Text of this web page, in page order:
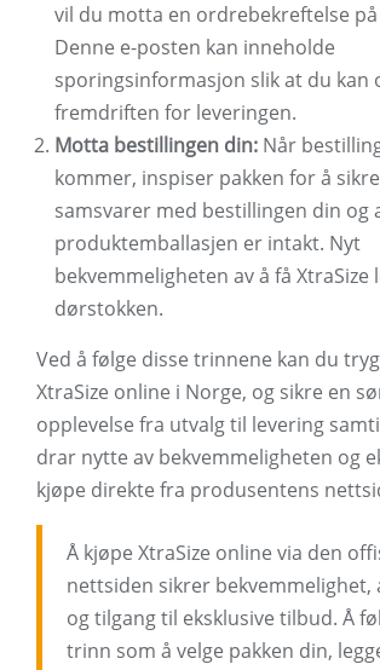
vil du motta en ordrebekreftelse
Denne e-posten kan inneholde
sporingsinformasjon slik at du kan
fremdriften for leveringen.
Motta bestillingen din: Når
kommer, inspiser pakken for å
samsvarer med bestillingen din og
produktemballasjen er intakt. Nyt
bekvemmeligheten av å få
dørstokken.
Ved å følge disse trinnene kan du
XtraSize online i Norge, og sikre en
opplevelse fra utvalg til levering
drar nytte av bekvemmeligheten og
kjøpe direkte fra produsentens
Å kjøpe XtraSize online via den
nettsiden sikrer
og tilgang til eksklusive tilbud. Å
trinn som å velge pakken din,